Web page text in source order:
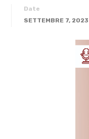
Date
SETTEMBRE 7, 2023